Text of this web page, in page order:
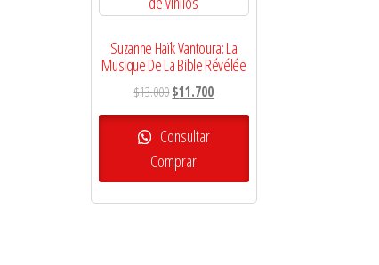
Suzanne Haïk Vantoura: La
Musique De La Bible Révélée
$13.000El
precio
original
era:
$13.000.
$11.700El
precio
$11.700.
Consultar
Comprar